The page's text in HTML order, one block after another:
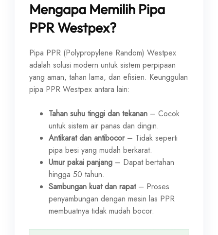
Mengapa Memilih Pipa
PPR Westpex?
Pipa PPR (Polypropylene Random) Westpex
adalah solusi modern untuk sistem perpipaan
yang aman, tahan lama, dan efisien. Keunggulan
pipa PPR Westpex antara lain:
Tahan suhu tinggi dan tekanan – Cocok
untuk sistem air panas dan dingin.
Antikarat dan antibocor– Tidak seperti
pipa besi yang mudah berkarat.
Umur pakai panjang – Dapat bertahan
hingga 50 tahun.
Sambungan kuat dan rapat– Proses
penyambungan dengan mesin las PPR
membuatnya tidak mudah bocor.